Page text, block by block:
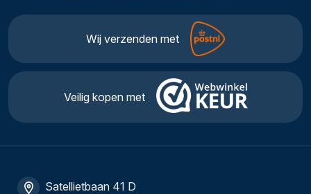
Wij verzenden met
Veilig kopen met
Satellietbaan 41 D